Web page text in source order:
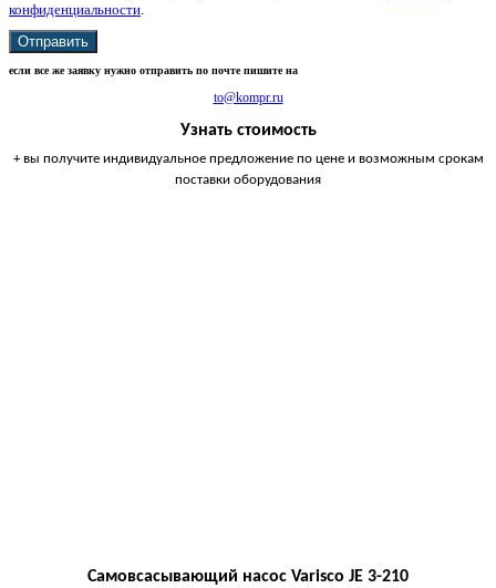
конфиденциальности.
Отправить
если все же заявку нужно отправить по почте пишите на
to@kompr.ru
Узнать стоимость
+ вы получите индивидуальное предложение по цене и возможным срокам
поставки оборудования
Самовсасывающий насос Varisco JE 3-210